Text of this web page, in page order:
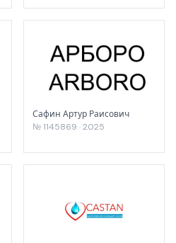
Сафин Артур Раисович
№ 1145869 · 2025